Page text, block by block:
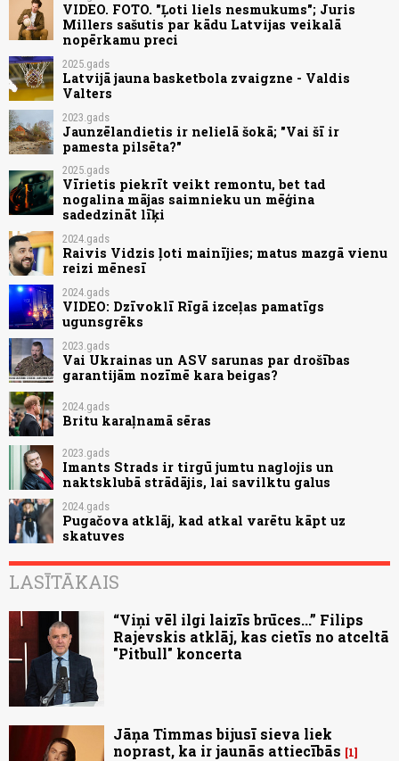
VIDEO. FOTO. "Ļoti liels nesmukums"; Juris
Millers sašutis par kādu Latvijas veikalā
nopērkamu preci
2025.gads
Latvijā jauna basketbola zvaigzne - Valdis
Valters
2023.gads
Jaunzēlandietis ir nelielā šokā; "Vai šī ir
pamesta pilsēta?"
2025.gads
Vīrietis piekrīt veikt remontu, bet tad
nogalina mājas saimnieku un mēģina
sadedzināt līķi
2024.gads
Raivis Vidzis ļoti mainījies; matus mazgā vienu
reizi mēnesī
2024.gads
VIDEO: Dzīvoklī Rīgā izceļas pamatīgs
ugunsgrēks
2023.gads
Vai Ukrainas un ASV sarunas par drošības
garantijām nozīmē kara beigas?
2024.gads
Britu karaļnamā sēras
2023.gads
Imants Strads ir tirgū jumtu naglojis un
naktsklubā strādājis, lai savilktu galus
2024.gads
Pugačova atklāj, kad atkal varētu kāpt uz
skatuves
LASĪTĀKAIS
“Viņi vēl ilgi laizīs brūces...” Filips
Rajevskis atklāj, kas cietīs no atceltā
"Pitbull" koncerta
Jāņa Timmas bijusī sieva liek
noprast, ka ir jaunās attiecībās
1